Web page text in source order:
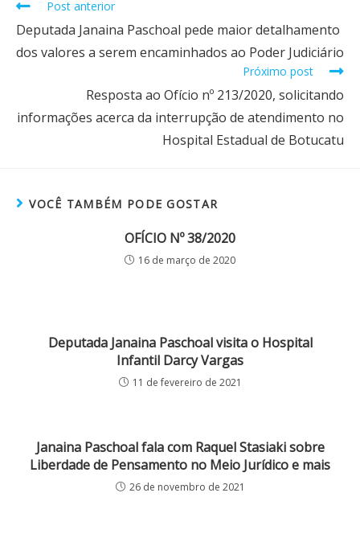
Post anterior
Deputada Janaina Paschoal pede maior detalhamento
dos valores a serem encaminhados ao Poder Judiciário
Próximo post
Resposta ao Ofício nº 213/2020, solicitando
informações acerca da interrupção de atendimento no
Hospital Estadual de Botucatu
VOCÊ TAMBÉM PODE GOSTAR
OFÍCIO Nº 38/2020
16 de março de 2020
Deputada Janaina Paschoal visita o Hospital
Infantil Darcy Vargas
11 de fevereiro de 2021
Janaina Paschoal fala com Raquel Stasiaki sobre
Liberdade de Pensamento no Meio Jurídico e mais
26 de novembro de 2021